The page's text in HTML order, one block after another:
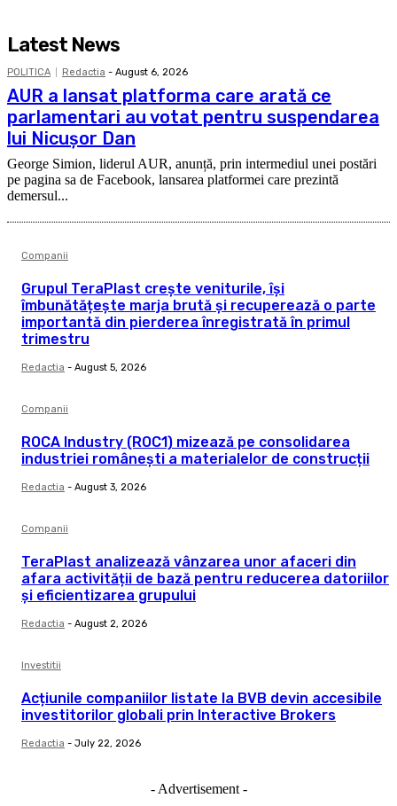
Latest News
POLITICA Redactia - August 6, 2026
AUR a lansat platforma care arată ce
parlamentari au votat pentru suspendarea
lui Nicușor Dan
George Simion, liderul AUR, anunță, prin intermediul unei postări
pe pagina sa de Facebook, lansarea platformei care prezintă
demersul...
Companii
Grupul TeraPlast crește veniturile, își
îmbunătățește marja brută și recuperează o parte
importantă din pierderea înregistrată în primul
trimestru
Redactia - August 5, 2026
Companii
ROCA Industry (ROC1) mizează pe consolidarea
industriei românești a materialelor de construcții
Redactia - August 3, 2026
Companii
TeraPlast analizează vânzarea unor afaceri din
afara activității de bază pentru reducerea datoriilor
și eficientizarea grupului
Redactia - August 2, 2026
Investitii
Acțiunile companiilor listate la BVB devin accesibile
investitorilor globali prin Interactive Brokers
Redactia - July 22, 2026
- Advertisement -